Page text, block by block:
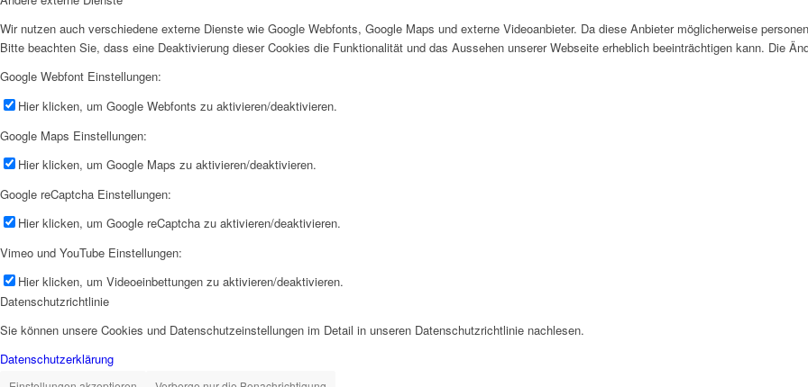
Wir nutzen auch verschiedene externe Dienste wie Google Webfonts, Google Maps und externe Videoanbieter. Da diese Anbieter möglicherweise
Bitte beachten Sie, dass eine Deaktivierung dieser Cookies die Funktionalität und das Aussehen unserer Webseite erheblich beeinträchtigen kann. Die
Google Webfont Einstellungen:
Hier klicken, um Google Webfonts zu aktivieren/deaktivieren.
Google Maps Einstellungen:
Hier klicken, um Google Maps zu aktivieren/deaktivieren.
Google reCaptcha Einstellungen:
Hier klicken, um Google reCaptcha zu aktivieren/deaktivieren.
Vimeo und YouTube Einstellungen:
Hier klicken, um Videoeinbettungen zu aktivieren/deaktivieren.
Datenschutzrichtlinie
Sie können unsere Cookies und Datenschutzeinstellungen im Detail in unseren Datenschutzrichtlinie nachlesen.
Datenschutzerklärung